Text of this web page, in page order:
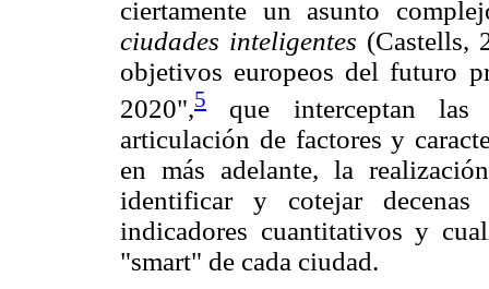
ciertamente un asunto
ciudades inteligentes (Castells,
objetivos europeos del futuro
2020",5
que interceptan las
articulación de factores y
en más adelante, la
identificar y cotejar decenas
indicadores cuantitativos y
"smart" de cada ciudad.